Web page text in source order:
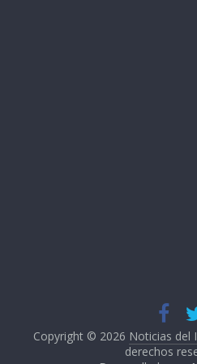
Copyright © 2026 Noticias del
derechos